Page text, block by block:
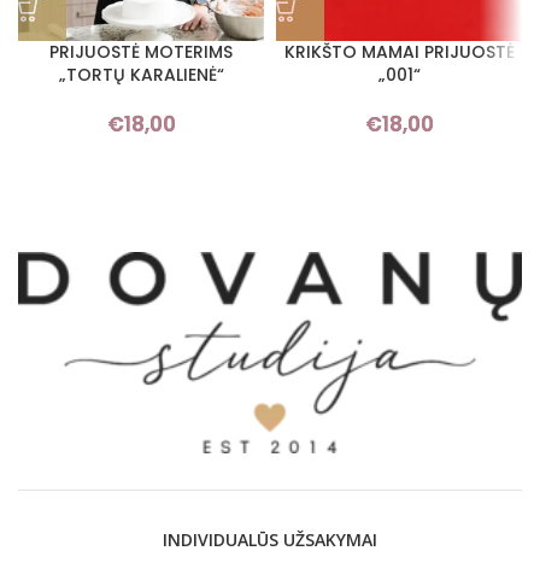
PRIJUOSTĖ MOTERIMS
„TORTŲ KARALIENĖ“
€18,00
KRIKŠTO MAMAI PRIJUOSTĖ
„001“
€18,00
INDIVIDUALŪS UŽSAKYMAI